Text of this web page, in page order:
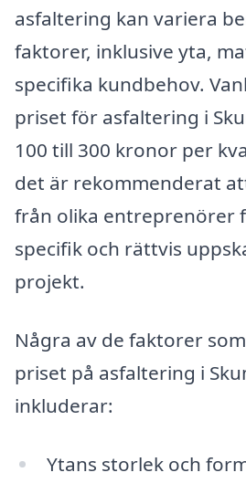
asfaltering kan variera
faktorer, inklusive yta,
specifika kundbehov.
priset för asfaltering i
100 till 300 kronor per
det är rekommenderat
från olika entreprenörer
specifik och rättvis
projekt.
Några av de faktorer
priset på asfaltering i
inkluderar:
Ytans storlek och